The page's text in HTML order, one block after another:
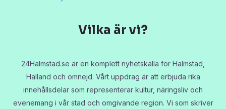
Vilka är vi?
24Halmstad.se är en komplett nyhetskälla för Halmstad,
Halland och omnejd. Vårt uppdrag är att erbjuda rika
innehållsdelar som representerar kultur, näringsliv och
evenemang i vår stad och omgivande region. Vi som skriver